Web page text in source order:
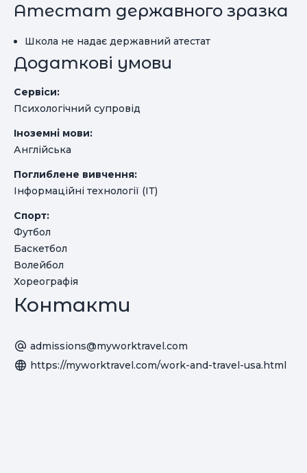
Атестат державного зразка
Школа не надає державний атестат
Додаткові умови
Сервіси:
Психологічний супровід
Іноземні мови:
Англійська
Поглиблене вивчення:
Інформаційні технології (ІТ)
Спорт:
Футбол
Баскетбол
Волейбол
Хореографія
Контакти
admissions@myworktravel.com
https://myworktravel.com/work-and-travel-usa.html